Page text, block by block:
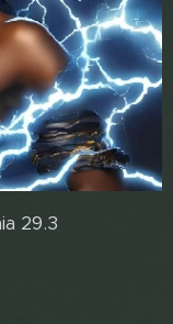
29.3